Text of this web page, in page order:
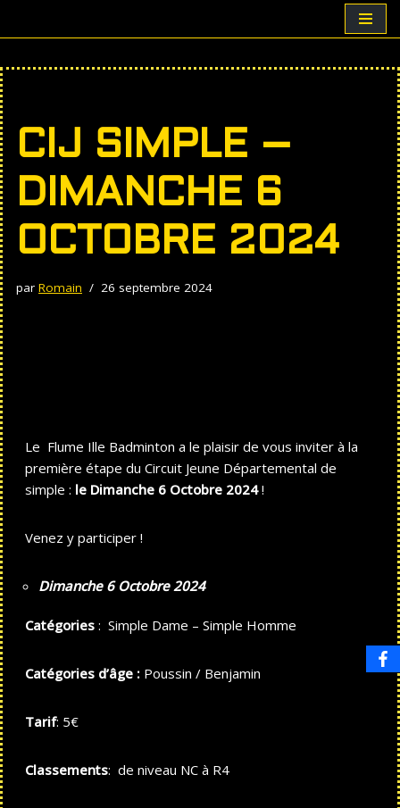
au
CIJ SIMPLE –
DIMANCHE 6
OCTOBRE 2024
par Romain 26 septembre 2024
Le Flume Ille Badminton a le plaisir de vous inviter à la
première étape du Circuit Jeune Départemental de
simple : le Dimanche 6 Octobre 2024!
Venez y participer !
Dimanche 6 Octobre 2024
Catégories : Simple Dame – Simple Homme
Catégories d’âge : Poussin / Benjamin
Tarif: 5€
Classements: de niveau NC à R4